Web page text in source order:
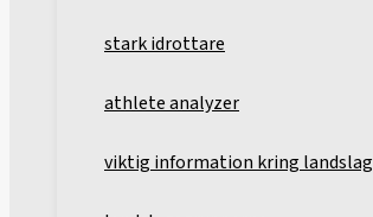
stark idrottare
athlete analyzer
viktig information kring landslag